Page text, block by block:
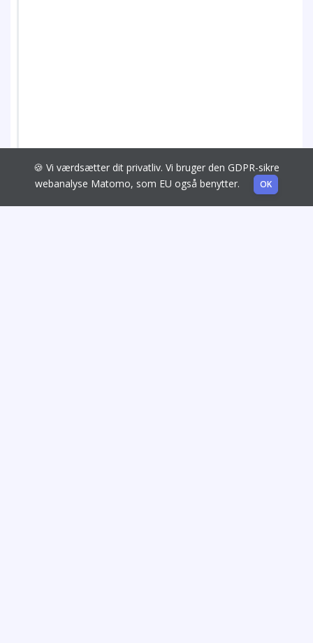
🍪 Vi værdsætter dit privatliv. Vi bruger den GDPR-sikre
webanalyse Matomo, som EU også benytter.
OK